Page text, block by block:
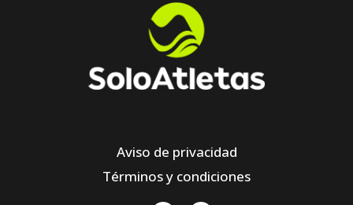
Aviso de privacidad
Términos y condiciones